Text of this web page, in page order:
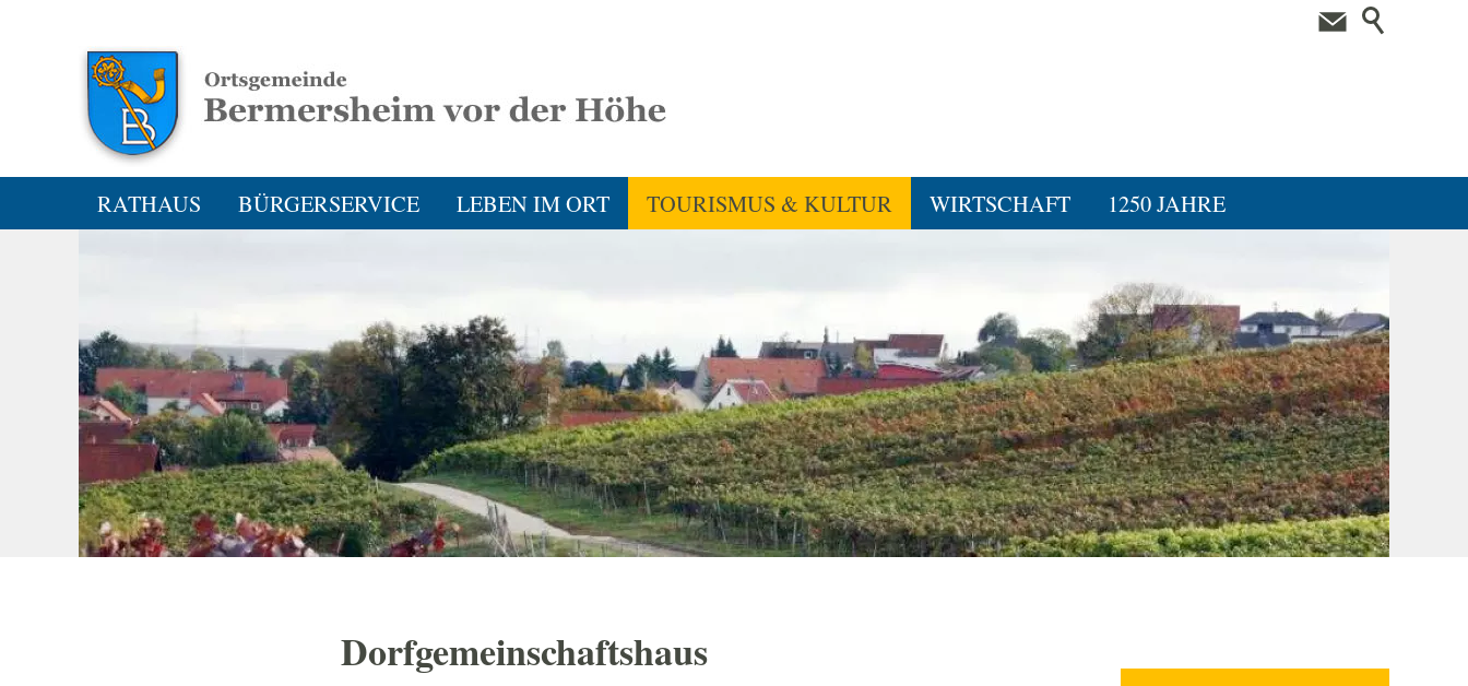
RATHAUS BÜRGERSERVICE LEBEN IM ORT TOURISMUS & KULTUR WIRTSCHAFT 1250 JAHRE
Dorfgemeinschaftshaus